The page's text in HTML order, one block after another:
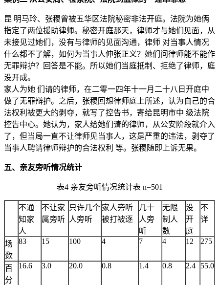
昆 明马玲、张稷曾被五华区法院秘密非法开庭。法院为她俩
指定了两位援助律师。秘密开庭那天，律师才与她们见面，从
未接见过她们，没有与律师的见面沟通，律师 对当事人情况
什么都不了解，如何为当事人伸张正义？她们问律师能不能作
无罪辩护？回答是不能。所以她们当庭抵制、拒绝了律师，庭
没开成。
家人为她 们请的律师，在二零一四年十一月二十八日开庭中
做了无罪辩护。之后，张稷回想律师庭上所述，认为自己的合
法权利被更大的剥夺，就写了控告书，寄给昆明市中 级法院
控告中心。她认为，家人给她们请的律师，从公安阶段就介入
了，但当局一直不让律师见当事人，这是严重的违法，剥夺了
当事人聘请律师辩护的合法权利 等。张稷随即上诉无果。
五、亲友旁听情况统计
表4 亲友旁听情况统计表 n=501
不通
知家
人
不让家
属旁听
只许几个
人旁听
家人旁听
被打被逐
几十
人旁
听
无限
制人
数
没
开
庭
不
详
场
数
83 15 100 4 7 4 12 275
百
分
16.6 3.0 20.0 0.8 1.4 0.8 2.4 55.0